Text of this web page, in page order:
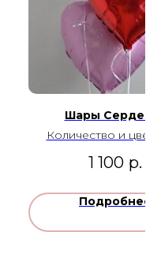
Шары
Количество и
1 100 р.
Подробнее